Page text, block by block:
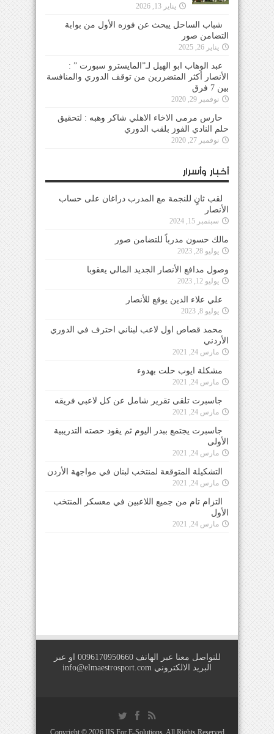
يناير 13, 2026
شباب الساحل يبحث عن فوزه الأول من بوابة
التضامن صور
يناير 26, 2025
عبد الوهاب ابو الهيل لـ”المايسترو سبورت ” :
الأنصار أكثر المتضررين من توقف الدوري والمنافسة
بين 7 فرق
نوفمبر 29, 2020
حارس مرمى الاخاء الاهلي شاكر وهبه : لتحقيق
حلم النادي الفوز بلقب الدوري
نوفمبر 27, 2020
أخبار وأسرار
لقب ثانٍ للنجمة مع المدرب دراغان على حساب
الأنصار
سبتمبر 15, 2024
مالك حسون مدرباً للتضامن صور
يوليو 28, 2023
وصول مدافع الأنصار الجديد المالي يعقوبا
يوليو 12, 2023
علي علاء الدين يوقع للأنصار
يوليو 8, 2023
محمد قصاص اول لاعب لبناني احترف في الدوري
الأردني
مارس 24, 2021
مشكلة ايوب حلت بهدوء
مارس 24, 2021
جاسبرت تلقى تقرير شامل عن كل لاعبي فريقه
مارس 24, 2021
جاسبرت يجتمع ببدر اليوم ثم يقود حصته التدريبية
الأولى
مارس 24, 2021
التشكيلة المتوقعة لمنتخب لبنان في مواجهة الأردن
مارس 24, 2021
التزام تام من جميع اللاعبين في معسكر المنتخب
الأول
مارس 24, 2021
للتواصل معنا عبر الهاتف 0096170950660 او عبر
البريد الالكتروني info@elmaestrosport.com
Copyright © 2026 IIS For E-Solutions. All Rights Reserved